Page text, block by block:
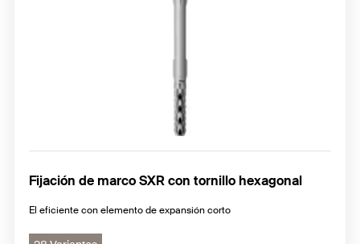
Fijación de marco SXR con tornillo hexagonal
El eficiente con elemento de expansión corto